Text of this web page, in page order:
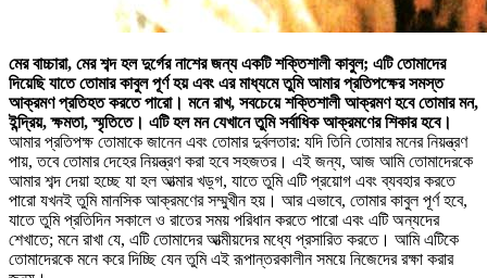
মের বাচ্চারা, মের শব্দ হল দুর্গের নাশের জন্য একটি শক্তিশালী কাবুল; এটি তোমাদের
দিয়েছি যাতে তোমার কাবুল পূর্ণ হয় এবং এর মাধ্যমে তুমি আমার প্রতিপক্ষের সমস্ত
আক্রমণ প্রতিহত করতে পারো। মনে রাখ, সবচেয়ে শক্তিশালী আক্রমণ হবে তোমার মন,
ইন্দ্রিয়, ক্ষমতা, স্মৃতিতে। এটি হল মন যেখানে তুমি সর্বাধিক আক্রমণের শিকার হবে।
আমার প্রতিপক্ষ তোমাকে জানেন এবং তোমার দুর্বলতার: যদি তিনি তোমার মনের নিয়ন্ত্রণ
পায়, তবে তোমার দেহের নিয়ন্ত্রণ করা হবে সহজতর। এই জন্য, আজ আমি তোমাদেরকে
আমার শব্দ দেয়া হচ্ছে যা হল আত্মার খড়্গ, যাতে তুমি এটি প্রয়োগ এবং ব্যবহার করতে
পারো যখনই তুমি মানসিক আক্রমণের সম্মুখীন হয়। আর এভাবে, তোমার কাবুল পূর্ণ হবে,
যাতে তুমি প্রতিদিন সকালে ও রাতের সময় পরিধান করতে পারো এবং এটি অন্যদের
শেখাতে; মনে রাখা যে, এটি তোমাদের আত্মীয়দের মধ্যে প্রসারিত করতে। আমি এটিকে
তোমাদেরকে মনে করে দিচ্ছি যেন তুমি এই রূপান্তরকালীন সময়ে নিজেদের রক্ষা করার